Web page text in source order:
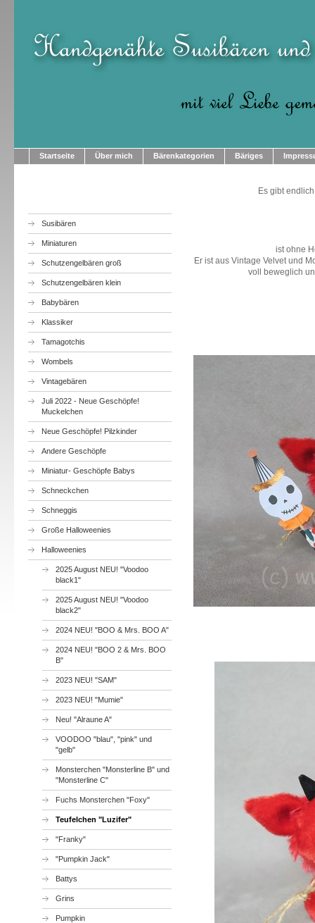
Startseite Über mich Bärenkategorien Bäriges
Susibären
Miniaturen
Schutzengelbären groß
Schutzengelbären klein
Babybären
Klassiker
Tamagotchis
Wombels
Vintagebären
Juli 2022 - Neue Geschöpfe!
Muckelchen
Neue Geschöpfe! Pilzkinder
Andere Geschöpfe
Miniatur- Geschöpfe Babys
Schneckchen
Schneggis
Große Halloweenies
Halloweenies
2025 August NEU! "Voodoo
black1"
2025 August NEU! "Voodoo
black2"
2024 NEU! "BOO & Mrs. BOO A"
2024 NEU! "BOO 2 & Mrs. BOO
B"
2023 NEU! "SAM"
2023 NEU! "Mumie"
Neu! "Alraune A"
VOODOO "blau", "pink" und
"gelb"
Monsterchen "Monsterline B" und
"Monsterline C"
Fuchs Monsterchen "Foxy"
Teufelchen "Luzifer"
"Franky"
"Pumpkin Jack"
Battys
Grins
Pumpkin
Es gibt
ist ohne
Er ist aus Vintage Velvet und
voll beweglich